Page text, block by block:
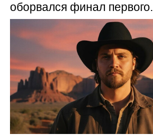
оборвался финал первого.